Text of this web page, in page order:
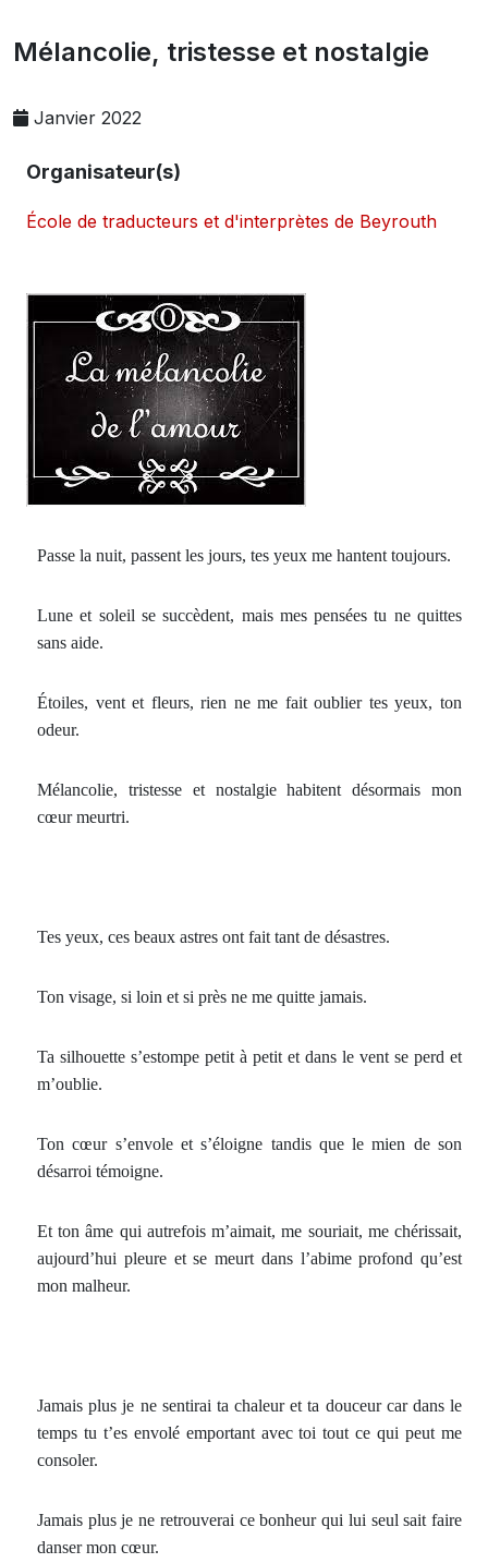
Mélancolie, tristesse et nostalgie
Janvier 2022
Organisateur(s)
École de traducteurs et d'interprètes de Beyrouth
Passe la nuit, passent les jours, tes yeux me hantent toujours.
Lune et soleil se succèdent, mais mes pensées tu ne quittes
sans aide.
Étoiles, vent et fleurs, rien ne me fait oublier tes yeux, ton
odeur.
Mélancolie, tristesse et nostalgie habitent désormais mon
cœur meurtri.
Tes yeux, ces beaux astres ont fait tant de désastres.
Ton visage, si loin et si près ne me quitte jamais.
Ta silhouette s’estompe petit à petit et dans le vent se perd et
m’oublie.
Ton cœur s’envole et s’éloigne tandis que le mien de son
désarroi témoigne.
Et ton âme qui autrefois m’aimait, me souriait, me chérissait,
aujourd’hui pleure et se meurt dans l’abime profond qu’est
mon malheur.
Jamais plus je ne sentirai ta chaleur et ta douceur car dans le
temps tu t’es envolé emportant avec toi tout ce qui peut me
consoler.
Jamais plus je ne retrouverai ce bonheur qui lui seul sait faire
danser mon cœur.